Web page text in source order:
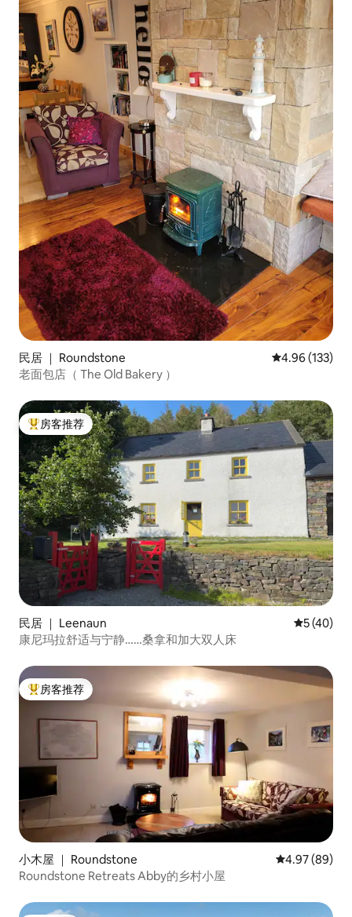
民居 ｜ Roundstone 平均评分 4.96
4.96 (133)
老面包店（ The Old Bakery ）
热门「房客推荐」
房客推荐
民居 ｜ Leenaun 平均评分
5 (40)
康尼玛拉舒适与宁静……桑拿和加大双人床
热门「房客推荐」
房客推荐
小木屋 ｜ Roundstone 平均评分 4.97
4.97 (89)
Roundstone Retreats Abby的乡村小屋